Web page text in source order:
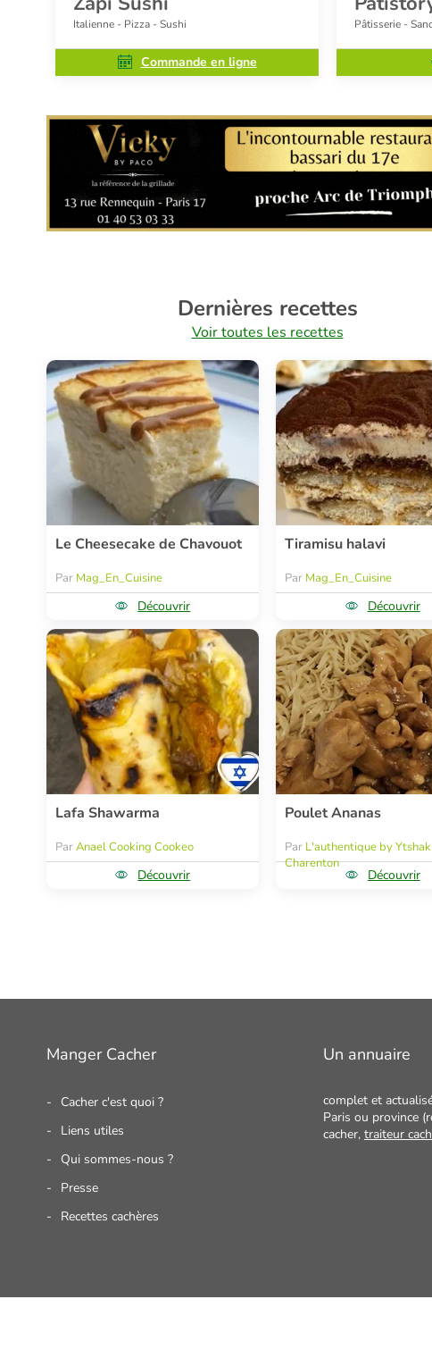
Italienne - Pizza - Sushi
Commande en ligne
Pâtisserie -
Dernières recettes
Voir toutes les recettes
Tiramisu halavi
Par Mag_En_Cuisine
Découvrir
Le Cheesecake de Chavouot
Par Mag_En_Cuisine
Découvrir
Poulet Ananas
Par L'authentique by Ytshak
Charenton
Découvrir
Lafa Shawarma
Par Anael Cooking Cookeo
Découvrir
Manger Cacher
Cacher c'est quoi ?
Liens utiles
Qui sommes-nous ?
Presse
Recettes cachères
Un annuaire
complet et
Paris ou province
cacher, traiteur